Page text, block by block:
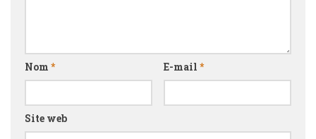
Nom * E-mail *
Site web